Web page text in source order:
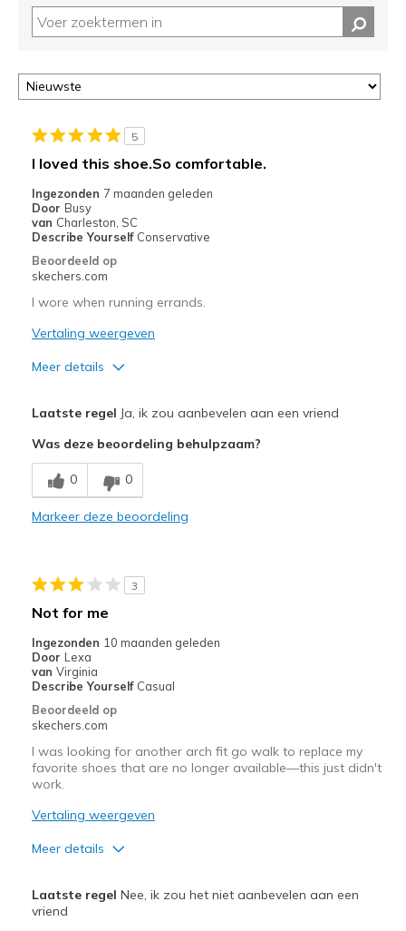
deze
of
door
href="javascript:location.href=location.pathname;">hier</a>
page
met
de
migratiegeschiedenis
de
bezoeken.
5
I loved this shoe.So comfortable.
Ingezonden 7 maanden geleden
Door Busy
van Charleston, SC
Describe Yourself Conservative
Beoordeeld op
skechers.com
I wore when running errands.
Vertaling weergeven
Meer details
Comfortable
Stylish
View On Shoes
Shoes are for Wearing
Laatste regel Ja, ik zou aanbevelen aan een vriend
Was deze beoordeling behulpzaam?
0 0
Markeer deze beoordeling
3
Not for me
Ingezonden 10 maanden geleden
Door Lexa
van Virginia
Describe Yourself Casual
Beoordeeld op
skechers.com
I was looking for another arch fit go walk to replace my
favorite shoes that are no longer available—this just didn't
work.
Vertaling weergeven
Meer details
Does not have arch fit in the right place
Laatste regel Nee, ik zou het niet aanbevelen aan een
vriend